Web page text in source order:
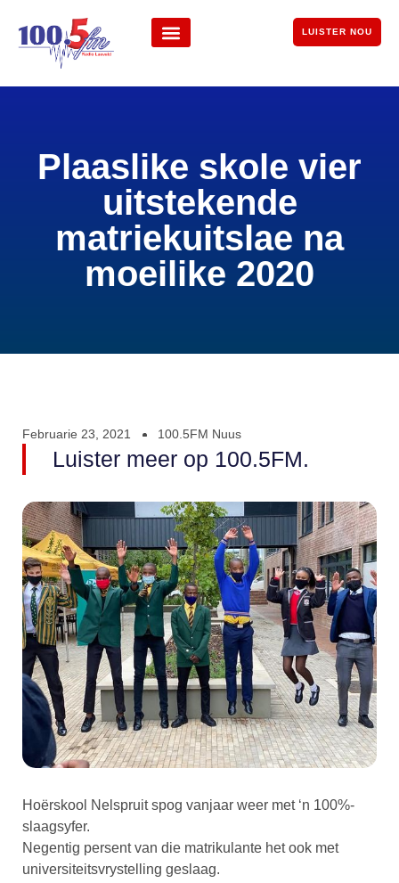
LUISTER NOU
Plaaslike skole vier
uitstekende
matriekuitslae na
moeilike 2020
Februarie 23, 2021 100.5FM Nuus
Luister meer op 100.5FM.
Hoërskool Nelspruit spog vanjaar weer met ‘n 100%-
slaagsyfer.
Negentig persent van die matrikulante het ook met
universiteitsvrystelling geslaag.